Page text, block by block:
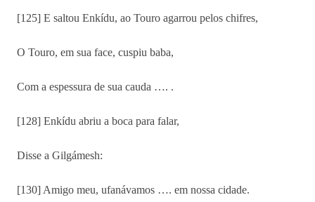
[125] E saltou Enkídu, ao Touro agarrou pelos chifres,
O Touro, em sua face, cuspiu baba,
Com a espessura de sua cauda …. .
[128] Enkídu abriu a boca para falar,
Disse a Gilgámesh:
[130] Amigo meu, ufanávamos …. em nossa cidade.